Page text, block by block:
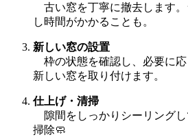
古い窓を丁寧に撤去します
し時間がかかることも。
新しい窓の設置
枠の状態を確認し、必要に
新しい窓を取り付けます。
仕上げ・清掃
隙間をしっかりシーリング
掃除🧼